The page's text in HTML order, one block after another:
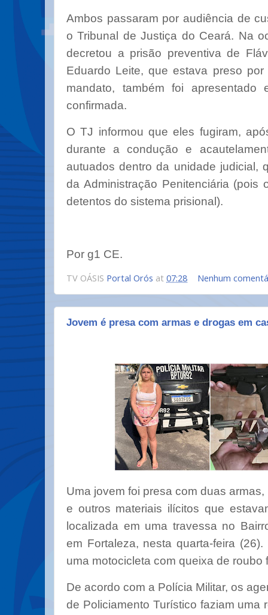
Ambos passaram por audiência de
o Tribunal de Justiça do Ceará. Na
decretou a prisão preventiva de
Eduardo Leite, que estava preso por
mandato, também foi
confirmada.
O TJ informou que eles fugiram,
durante a condução e
autuados dentro da unidade judicial,
da Administração Penitenciária (pois
detentos do sistema prisional).
Por g1 CE.
TV OÁSIS Portal Orós at 07:28 Nenhum
Jovem é presa com armas e drogas em
Uma jovem foi presa com duas
e outros materiais ilícitos que
localizada em uma travessa no
em Fortaleza, nesta quarta-feira
uma motocicleta com queixa de roubo
De acordo com a Polícia Militar, os
de Policiamento Turístico faziam uma